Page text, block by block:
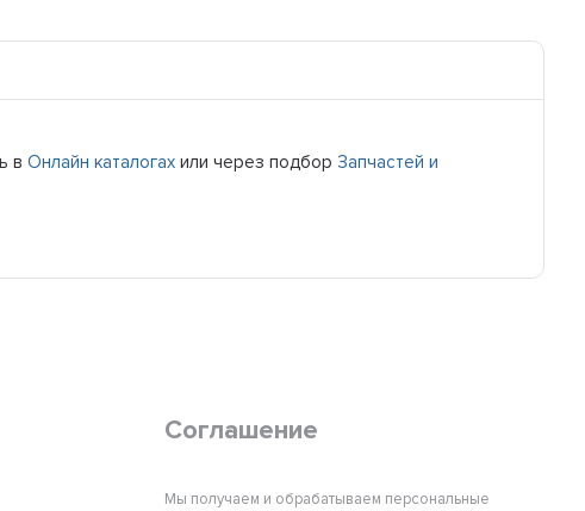
вОнлайн каталогах или через подбор Запчастей и
Соглашение
Мы получаем и обрабатываем персональные